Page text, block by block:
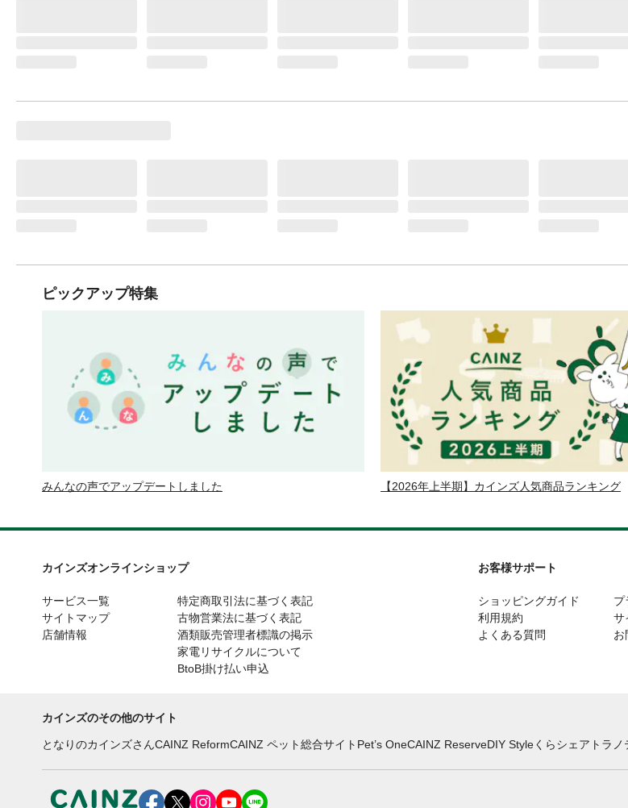
ピックアップ特集
みんなの声でアップデートしました 【2026年上半期】カインズ人気商品ランキング
カインズオンラインショップ
サービス一覧
サイトマップ
店舗情報
特定商取引法に基づく表記
古物営業法に基づく表記
酒類販売管理者標識の掲示
家電リサイクルについて
BtoB掛け払い申込
お客様サポート
ショッピングガイド
利用規約
よくある質問
プ
サ
お
カインズのその他のサイト
となりのカインズさんCAINZ ReformCAINZ ペット総合サイト Pet’s OneCAINZ ReserveDIY Styleくらシェア トラノ